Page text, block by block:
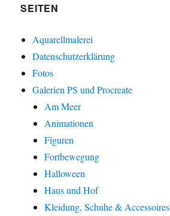
SEITEN
Aquarellmalerei
Datenschutzerklärung
Fotos
Galerien PS und Procreate
Am Meer
Animationen
Figuren
Fortbewegung
Halloween
Haus und Hof
Kleidung, Schuhe & Accessoires